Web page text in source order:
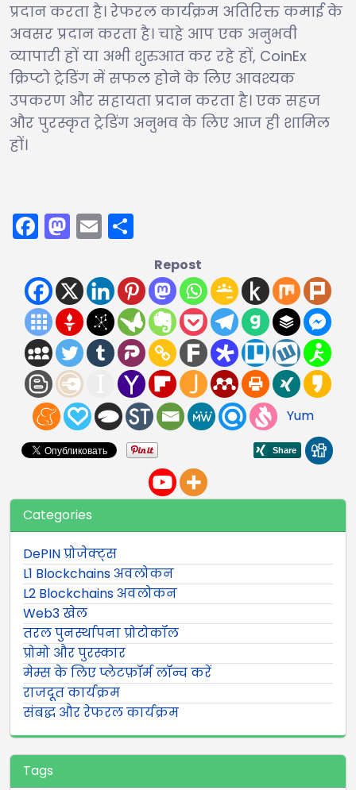
प्रदान करता है। रेफरल कार्यक्रम अतिरिक्त कमाई के
अवसर प्रदान करता है। चाहे आप एक अनुभवी
व्यापारी हों या अभी शुरुआत कर रहे हों, CoinEx
क्रिप्टो ट्रेडिंग में सफल होने के लिए आवश्यक
उपकरण और सहायता प्रदान करता है। एक सहज
और पुरस्कृत ट्रेडिंग अनुभव के लिए आज ही शामिल
हों।
Facebook
Mastodon
Email
Repost
Yum
Categories
DePIN प्रोजेक्ट्स
L1 Blockchains अवलोकन
L2 Blockchains अवलोकन
Web3 खेल
तरल पुनर्स्थापना प्रोटोकॉल
प्रोमो और पुरस्कार
मेम्स के लिए प्लेटफ़ॉर्म लॉन्च करें
राजदूत कार्यक्रम
संबद्ध और रेफरल कार्यक्रम
Tags